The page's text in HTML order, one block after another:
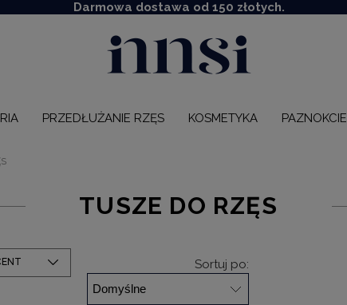
Darmowa dostawa od 150 złotych.
PRZEDŁUŻANIE RZĘS KOSMETYKA PAZNOKCIE
TUSZE DO RZĘS
Sortuj po: